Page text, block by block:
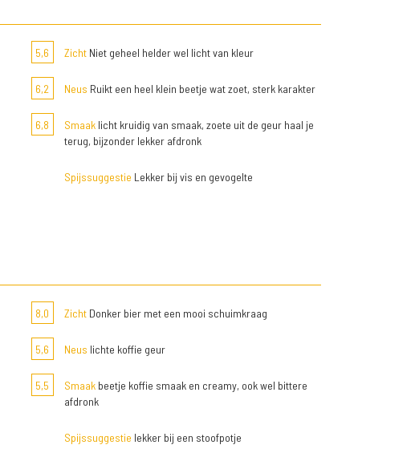
5,6 ZichtNiet geheel helder wel licht van kleur
6,2 Neus Ruikt een heel klein beetje wat zoet, sterk karakter
6,8 Smaaklicht kruidig van smaak, zoete uit de geur haal je
terug, bijzonder lekker afdronk
Spijssuggestie Lekker bij vis en gevogelte
8,0 ZichtDonker bier met een mooi schuimkraag
5,6 Neus lichte koffie geur
5,5 Smaakbeetje koffie smaak en creamy, ook wel bittere
afdronk
Spijssuggestie lekker bij een stoofpotje